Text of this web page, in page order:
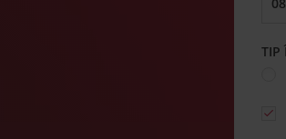
TIP